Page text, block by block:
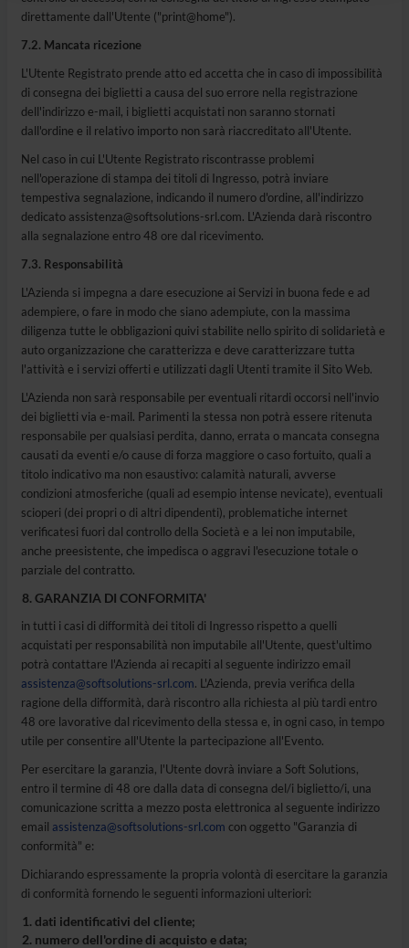
direttamente dall'Utente ("print@home").
7.2. Mancata ricezione
L'Utente Registrato prende atto ed accetta che in caso di impossibilità
di consegna dei biglietti a causa del suo errore nella registrazione
dell'indirizzo e-mail, i biglietti acquistati non saranno stornati
dall'ordine e il relativo importo non sarà riaccreditato all'Utente.
Nel caso in cui L'Utente Registrato riscontrasse problemi
nell'operazione di stampa dei titoli di Ingresso, potrà inviare
tempestiva segnalazione, indicando il numero d'ordine, all'indirizzo
dedicato assistenza@softsolutions-srl.com. L'Azienda darà riscontro
alla segnalazione entro 48 ore dal ricevimento.
7.3. Responsabilità
L'Azienda si impegna a dare esecuzione ai Servizi in buona fede e ad
adempiere, o fare in modo che siano adempiute, con la massima
diligenza tutte le obbligazioni quivi stabilite nello spirito di solidarietà e
auto organizzazione che caratterizza e deve caratterizzare tutta
l'attività e i servizi offerti e utilizzati dagli Utenti tramite il Sito Web.
L'Azienda non sarà responsabile per eventuali ritardi occorsi nell'invio
dei biglietti via e-mail. Parimenti la stessa non potrà essere ritenuta
responsabile per qualsiasi perdita, danno, errata o mancata consegna
causati da eventi e/o cause di forza maggiore o caso fortuito, quali a
titolo indicativo ma non esaustivo: calamità naturali, avverse
condizioni atmosferiche (quali ad esempio intense nevicate), eventuali
scioperi (dei propri o di altri dipendenti), problematiche internet
verificatesi fuori dal controllo della Società e a lei non imputabile,
anche preesistente, che impedisca o aggravi l'esecuzione totale o
parziale del contratto.
GARANZIA DI CONFORMITA'
in tutti i casi di difformità dei titoli di Ingresso rispetto a quelli
acquistati per responsabilità non imputabile all'Utente, quest'ultimo
potrà contattare l'Azienda ai recapiti al seguente indirizzo email
assistenza@softsolutions-srl.com. L'Azienda, previa verifica della
ragione della difformità, darà riscontro alla richiesta al più tardi entro
48 ore lavorative dal ricevimento della stessa e, in ogni caso, in tempo
utile per consentire all'Utente la partecipazione all'Evento.
Per esercitare la garanzia, l'Utente dovrà inviare a Soft Solutions,
entro il termine di 48 ore dalla data di consegna del/i biglietto/i, una
comunicazione scritta a mezzo posta elettronica al seguente indirizzo
email assistenza@softsolutions-srl.com con oggetto "Garanzia di
conformità" e:
Dichiarando espressamente la propria volontà di esercitare la garanzia
di conformità fornendo le seguenti informazioni ulteriori:
dati identificativi del cliente;
numero dell'ordine di acquisto e data;